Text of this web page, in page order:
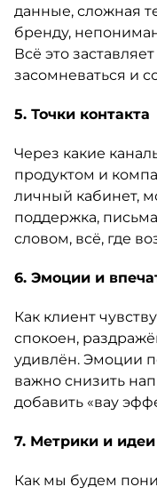
данные, сложная
бренду,
Всё это
засомневаться и
5. Точки контакта
Через какие
продуктом и
личный кабинет,
поддержка,
словом, всё, где
6. Эмоции и
Как клиент
спокоен,
удивлён. Эмоции
важно снизить
добавить «вау
7. Метрики и
Как мы будем